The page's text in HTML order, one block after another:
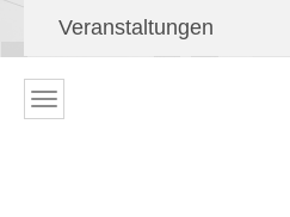
Veranstaltungen